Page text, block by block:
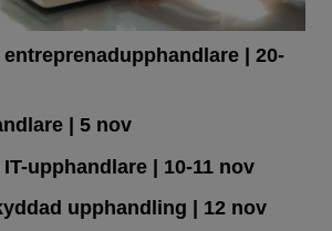
| 20-
| 5 nov
upphandlare| 10-11 nov
upphandling | 12 nov